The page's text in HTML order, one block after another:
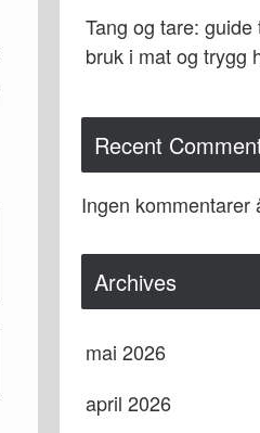
Tang og tare:
bruk i mat og trygg
Recent
Ingen kommentarer
Archives
mai 2026
april 2026